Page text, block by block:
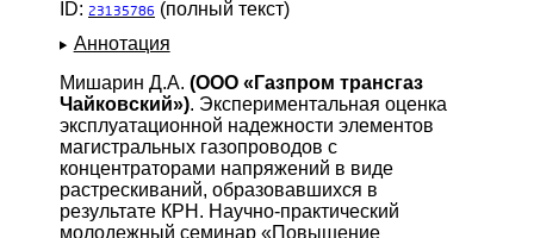
ID: 23135786 (полный текст)
Аннотация
Мишарин Д.А. (ООО «Газпром трансгаз
Чайковский»). Экспериментальная оценка
эксплуатационной надежности элементов
магистральных газопроводов с
концентраторами напряжений в виде
растрескиваний, образовавшихся в
результате КРН. Научно-практический
молодежный семинар «Повышение